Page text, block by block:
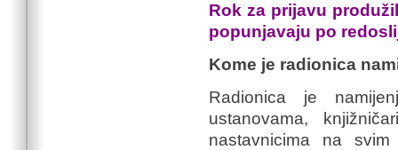
Rok za prijavu
popunjavaju po
Kome je radionica
Radionica je
ustanovama,
nastavnicima na svim